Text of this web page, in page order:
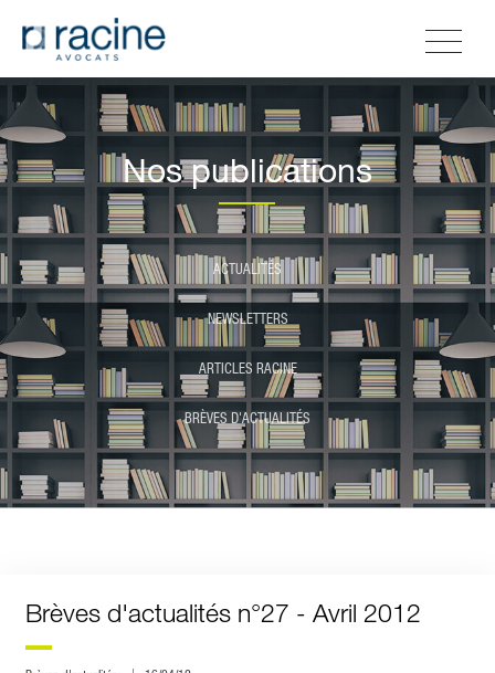
Nos publications
ACTUALITÉS
NEWSLETTERS
ARTICLES RACINE
BRÈVES D'ACTUALITÉS
Brèves d'actualités n°27 - Avril 2012